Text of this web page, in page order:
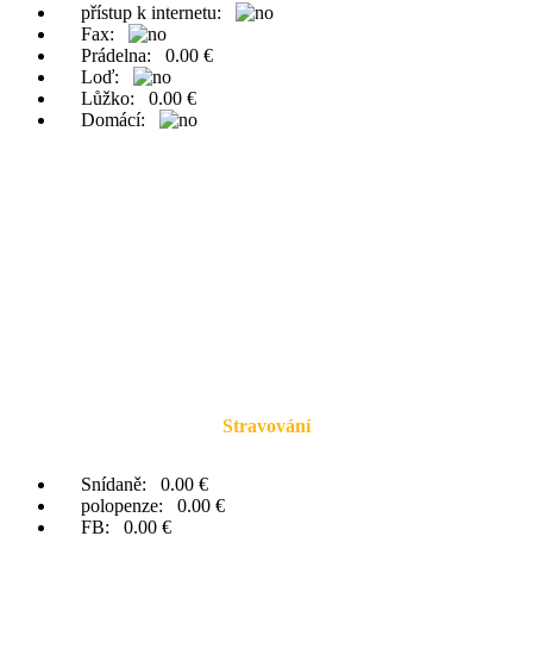
přístup k internetu:
Fax:
Prádelna: 0.00 €
Loď:
Lůžko: 0.00 €
Domácí:
Stravování
Snídaně: 0.00 €
polopenze: 0.00 €
FB: 0.00 €